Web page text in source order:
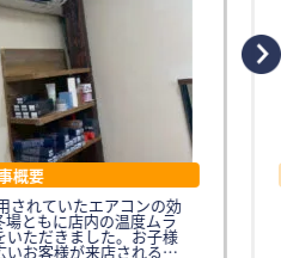
概要
ともに店内の温度ムラ
ただきました。お子様
お客様が来店されるた